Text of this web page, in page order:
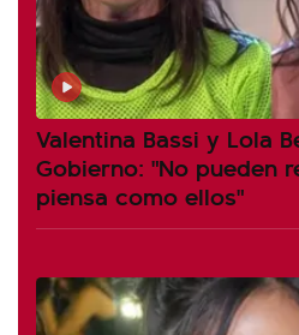
Valentina Bassi y Lola
Gobierno: "No pueden
piensa como ellos"